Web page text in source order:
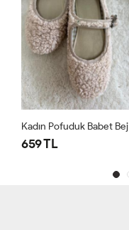
Kadın Pofuduk Babet Bej
659 TL